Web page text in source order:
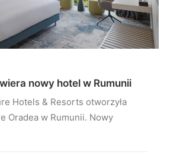
nowy hotel w Rumunii
Hotels & Resorts otworzyła
Oradea w Rumunii. Nowy